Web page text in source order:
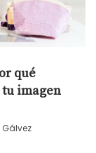
qué
imagen